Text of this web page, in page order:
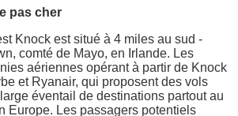
pas cher
Knock est situé à 4 miles au sud -
comté de Mayo, en Irlande. Les
aériennes opérant à partir de Knock
et Ryanair, qui proposent des vols
éventail de destinations partout au
Europe. Les passagers potentiels